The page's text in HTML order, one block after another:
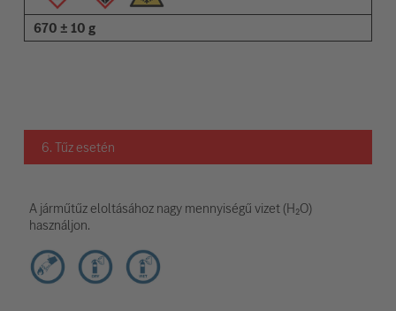
670 ± 10 g
6. Tűz esetén
A járműtűz eloltásához nagy mennyiségű vizet (H₂O)
használjon.